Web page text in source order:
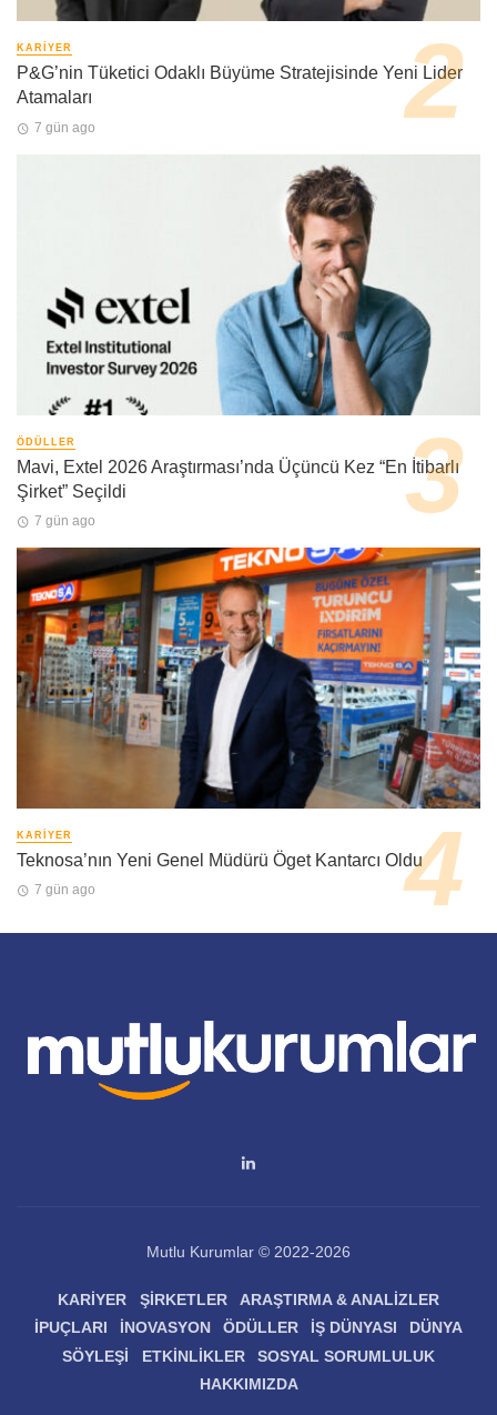
KARIYER
P&G’nin Tüketici Odaklı Büyüme Stratejisinde Yeni Lider
Atamaları
7 gün ago
ÖDÜLLER
Mavi, Extel 2026 Araştırması’nda Üçüncü Kez “En İtibarlı
Şirket” Seçildi
7 gün ago
KARIYER
Teknosa’nın Yeni Genel Müdürü Öget Kantarcı Oldu
7 gün ago
Mutlu Kurumlar © 2022-2026
KARIYER ŞIRKETLER
ARAŞTIRMA & ANALIZLER
İPUÇLARI
İNOVASYON ÖDÜLLER İŞ DÜNYASI
DÜNYA
SÖYLEŞI
ETKINLIKLER
SOSYAL SORUMLULUK
HAKKIMIZDA